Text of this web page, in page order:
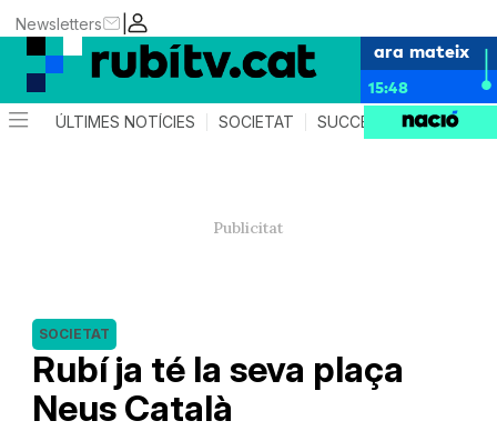
|
Newsletters
ara mateix
15:48
ÚLTIMES NOTÍCIES SOCIETAT SUCCESSOS
Rubí ja té la seva plaça
Neus Català
SOCIETAT